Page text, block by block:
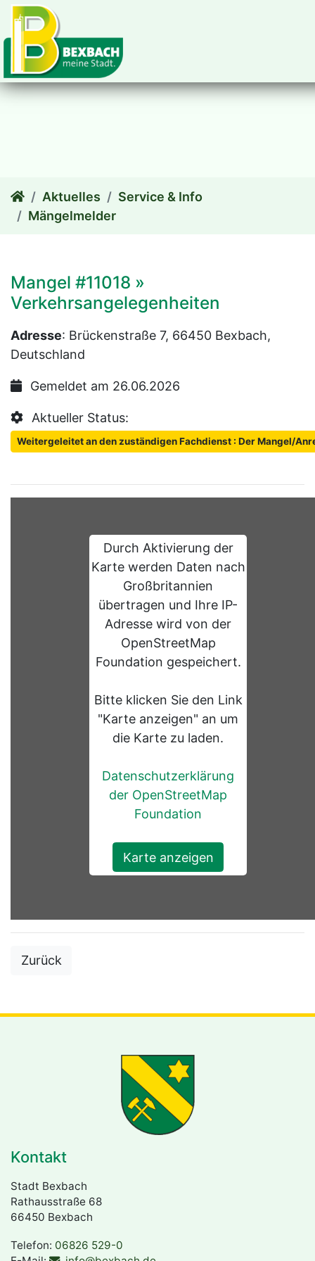
zum Inhalt
Aktuelles
Service & Info
Mängelmelder
Mangel #11018 »
Verkehrsangelegenheiten
Adresse: Brückenstraße 7, 66450 Bexbach,
Deutschland
Gemeldet am 26.06.2026
Aktueller Status:
Weitergeleitet an den zuständigen Fachdienst : Der Mangel/
Durch Aktivierung der
Karte werden Daten nach
Großbritannien
übertragen und Ihre IP-
Adresse wird von der
OpenStreetMap
Foundation gespeichert.
Bitte klicken Sie den Link
"Karte anzeigen" an um
die Karte zu laden.
Datenschutzerklärung
der OpenStreetMap
Foundation
Karte anzeigen
Zurück
Kontakt
Stadt Bexbach
Rathausstraße 68
66450 Bexbach
Telefon: 06826 529-0